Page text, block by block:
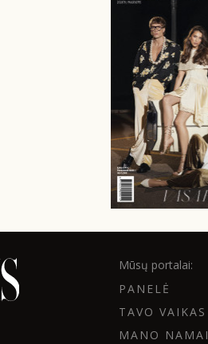
Mūsų portalai:
PANELĖ
TAVO VAIKAS
MANO NAMAI